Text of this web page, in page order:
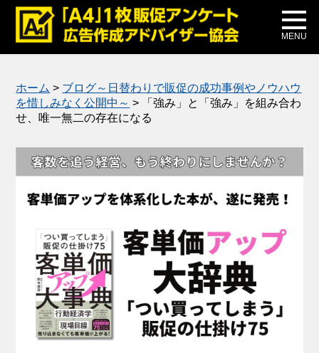
MENU
メディア掲載
公式ブログ
ホーム > ブログ～日替わりで販促の成功事例やノウハウ
を惜しみなく公開中～ >
「強み」と「強み」を組み合わ
せ、唯一無二の存在になる